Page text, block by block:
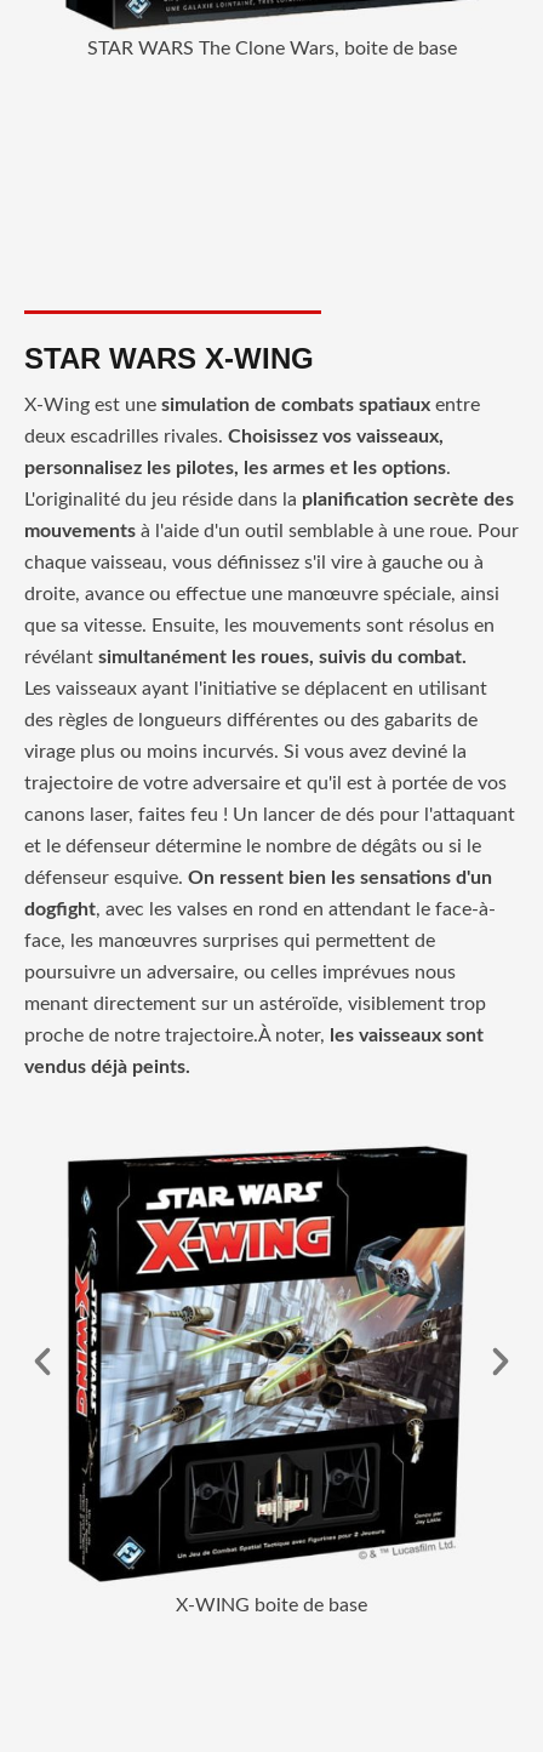
STAR WARS The Clone Wars, boite de base
STAR WARS X-WING
X-Wing est une simulation de combats spatiaux entre
deux escadrilles rivales. Choisissez vos vaisseaux,
personnalisez les pilotes, les armes et les options.
L'originalité du jeu réside dans la planification secrète des
mouvements à l'aide d'un outil semblable à une roue. Pour
chaque vaisseau, vous définissez s'il vire à gauche ou à
droite, avance ou effectue une manœuvre spéciale, ainsi
que sa vitesse. Ensuite, les mouvements sont résolus en
révélant simultanément les roues, suivis du combat.
Les vaisseaux ayant l'initiative se déplacent en utilisant
des règles de longueurs différentes ou des gabarits de
virage plus ou moins incurvés. Si vous avez deviné la
trajectoire de votre adversaire et qu'il est à portée de vos
canons laser, faites feu ! Un lancer de dés pour l'attaquant
et le défenseur détermine le nombre de dégâts ou si le
défenseur esquive. On ressent bien les sensations d'un
dogfight, avec les valses en rond en attendant le face-à-
face, les manœuvres surprises qui permettent de
poursuivre un adversaire, ou celles imprévues nous
menant directement sur un astéroïde, visiblement trop
proche de notre trajectoire.À noter, les vaisseaux sont
vendus déjà peints.
X-WING boite de base